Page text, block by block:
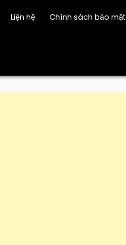
Liện hệ Chính sách bảo mật